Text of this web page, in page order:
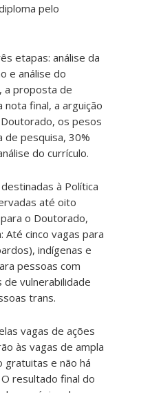
pelo
etapas: análise da
e análise do
a proposta de
final, a arguição
os pesos
de pesquisa, 30%
do currículo.
à Política
até oito
o Doutorado,
cinco vagas para
indígenas e
pessoas com
vulnerabilidade
trans.
vagas de ações
às vagas de ampla
gratuitas e não há
resultado final do